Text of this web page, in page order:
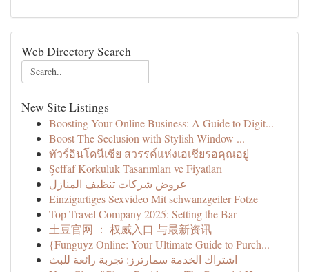
Web Directory Search
New Site Listings
Boosting Your Online Business: A Guide to Digit...
Boost The Seclusion with Stylish Window ...
ทัวร์อินโดนีเซีย สวรรค์แห่งเอเชียรอคุณอยู่
Şeffaf Korkuluk Tasarımları ve Fiyatları
عروض شركات تنظيف المنازل
Einzigartiges Sexvideo Mit schwanzgeiler Fotze
Top Travel Company 2025: Setting the Bar
土豆官网 ： 权威入口 与最新资讯
{Funguyz Online: Your Ultimate Guide to Purch...
اشتراك الخدمة سمارترز: تجربة رائعة للبث